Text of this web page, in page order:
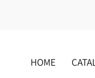
HOME